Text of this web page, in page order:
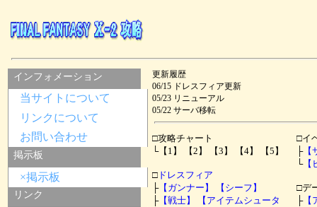
インフォメーション
当サイトについて
リンクについて
お問い合わせ
掲示板
×掲示板
リンク
更新履歴
06/15 ドレスフィア更新
05/23 リニューアル
05/22 サーバ移転
□攻略チャート
└【1】 【2】 【3】 【4】 【5】
□ ドレスフィア
├【ガンナー】
【シーフ】
├【戦士】
【アイテムシュータ
□イ
├【
└【
□デ
├【